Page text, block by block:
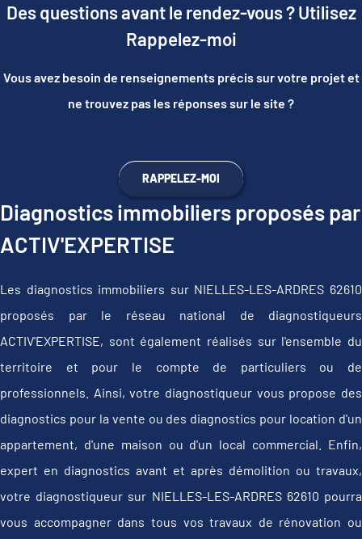
Des questions avant le rendez-vous ? Utilisez
Rappelez-moi
Vous avez besoin de renseignements précis sur votre projet et
ne trouvez pas les réponses sur le site ?
RAPPELEZ-MOI
Diagnostics immobiliers proposés par
ACTIV'EXPERTISE
Les diagnostics immobiliers sur NIELLES-LES-ARDRES 62610
proposés par le réseau national de diagnostiqueurs
ACTIV'EXPERTISE, sont également réalisés sur l'ensemble du
territoire et pour le compte de particuliers ou de
professionnels. Ainsi, votre diagnostiqueur vous propose des
diagnostics pour la vente ou des diagnostics pour location d'un
appartement, d'une maison ou d'un local commercial. Enfin,
expert en diagnostics avant et après démolition ou travaux,
votre diagnostiqueur sur NIELLES-LES-ARDRES 62610 pourra
vous accompagner dans tous vos travaux de rénovation ou